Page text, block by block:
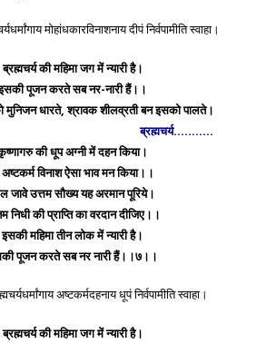
मोहांधकारविनाशनाय दीपं निर्वपामीति स्वाहा।
ब्रह्मचर्य की महिमा जग में न्यारी है।
पूजन करते सब नर-नारी हैं।।
मुनिजन धारते, श्रावक शीलव्रती बन इसको पालते।
ब्रह्मचर्य………..
की धूप अग्नी में दहन किया।
अष्टकर्म विनाश ऐसा भाव मन किया।।
जावे उत्तम सौख्य यह अरमान पूरिये।
निधी की प्राप्ति का वरदान दीजिए।।
इसकी महिमा तीन लोक में न्यारी है।
पूजन करते सब नर नारी हैं।।७।।
अष्टकर्मदहनाय धूपं निर्वपामीति स्वाहा।
ब्रह्मचर्य की महिमा जग में न्यारी है।